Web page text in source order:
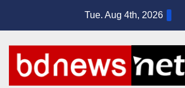
Tue. Aug 4th, 2026